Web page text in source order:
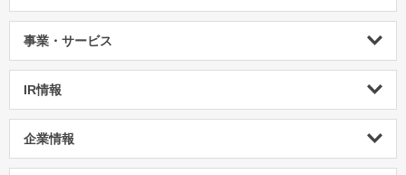
事業・サービス
IR情報
企業情報